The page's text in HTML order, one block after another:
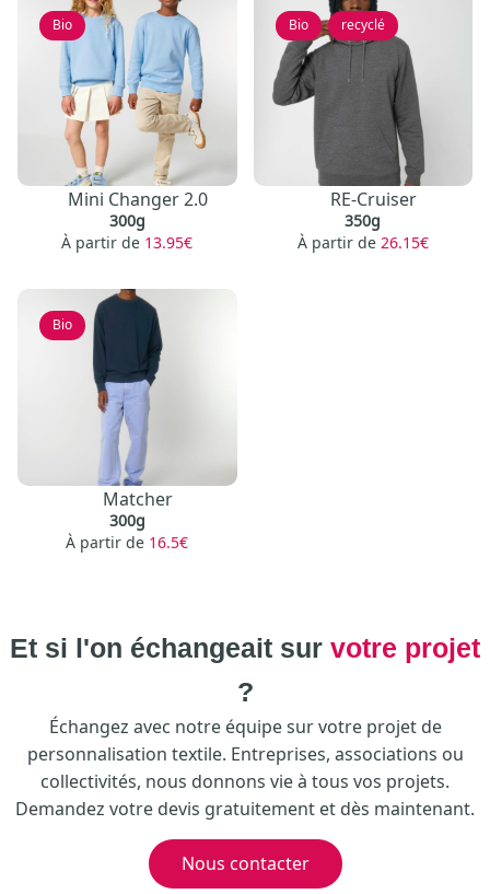
Bio
Mini Changer 2.0
300g
À partir de 13.95€
Bio , recyclé
RE-Cruiser
350g
À partir de 26.15€
Bio
Matcher
300g
À partir de 16.5€
Et si l'on échangeait sur votre projet
?
Échangez avec notre équipe sur votre projet de
personnalisation textile. Entreprises, associations ou
collectivités, nous donnons vie à tous vos projets.
Demandez votre devis gratuitement et dès maintenant.
Nous contacter